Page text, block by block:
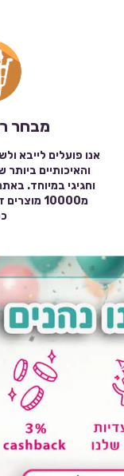
מבחר
אנו פועלים לייבא
והאיכותיים ביותר
וחגיגי במיוחד.
מ10000